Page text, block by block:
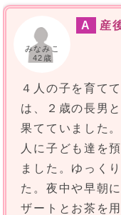
みなみこ
42歳
A 産
４人の子を育て
は、２歳の長男
果てていました
人に子ども達を
ました。ゆっく
た。夜中や早朝
ザートとお茶を